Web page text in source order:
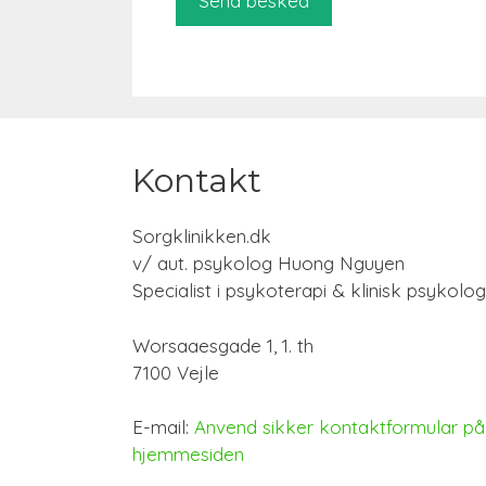
Kontakt
Sorgklinikken.dk
v/ aut. psykolog Huong Nguyen
Specialist i psykoterapi & klinisk
Worsaaesgade 1, 1. th
7100 Vejle
E-mail: Anvend sikker kontaktformular på
hjemmesiden